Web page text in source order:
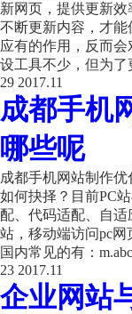
新网页，提供更新
不断更新内容，才能
应有的作用，反而
设工具不少，但为了
29 2017.11
成都手机
哪些呢
成都手机网站制作
如何抉择？目前PC
配、代码适配、自
站，移动端访问pc网
国内常见的有：
23 2017.11
企业网站